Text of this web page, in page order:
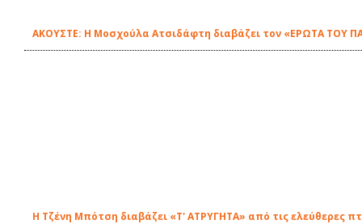
ΑΚΟΥΣΤΕ: Η Μοσχούλα Ατσιδάφτη διαβάζει τον «ΕΡΩΤΑ ΤΟΥ
Η Τζένη Μπότση διαβάζει «Τ' ΑΤΡΥΓΗΤΑ» από τις ελεύθερες